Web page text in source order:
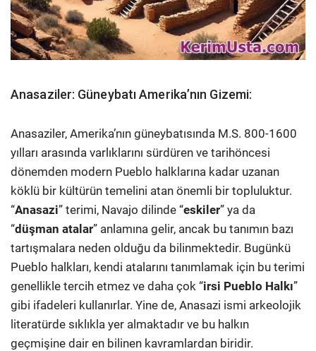
Anasaziler: Güneybatı Amerika’nın Gizemi:
Anasaziler, Amerika’nın güneybatısında M.S. 800-1600
yılları arasında varlıklarını sürdüren ve tarihöncesi
dönemden modern Pueblo halklarına kadar uzanan
köklü bir kültürün temelini atan önemli bir topluluktur.
“Anasazi” terimi, Navajo dilinde “eskiler” ya da
“düşman atalar” anlamına gelir, ancak bu tanımın bazı
tartışmalara neden olduğu da bilinmektedir. Bugünkü
Pueblo halkları, kendi atalarını tanımlamak için bu terimi
genellikle tercih etmez ve daha çok “irsi Pueblo Halkı”
gibi ifadeleri kullanırlar. Yine de, Anasazi ismi arkeolojik
literatürde sıklıkla yer almaktadır ve bu halkın
geçmişine dair en bilinen kavramlardan biridir.